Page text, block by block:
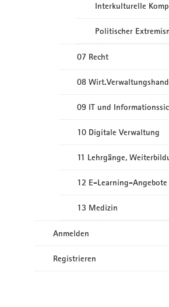
Interkulturelle
Politischer
07 Recht
08
09 IT und
10 Digitale Verwaltung
11 Lehrgänge,
12 E-Learning-Angebote
13 Medizin
Anmelden
Registrieren